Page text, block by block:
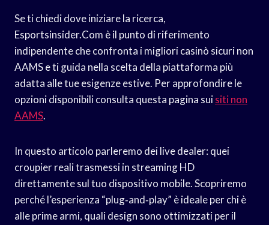
Se ti chiedi dove iniziare la ricerca,
Esportsinsider.Com è il punto di riferimento
indipendente che confronta i migliori casinò sicuri non
AAMS e ti guida nella scelta della piattaforma più
adatta alle tue esigenze estive. Per approfondire le
opzioni disponibili consulta questa pagina suisiti non
AAMS.
In questo articolo parleremo dei live dealer: quei
croupier reali trasmessi in streaming HD
direttamente sul tuo dispositivo mobile. Scopriremo
perché l’esperienza “plug‑and‑play” è ideale per chi è
alle prime armi, quali design sono ottimizzati per il